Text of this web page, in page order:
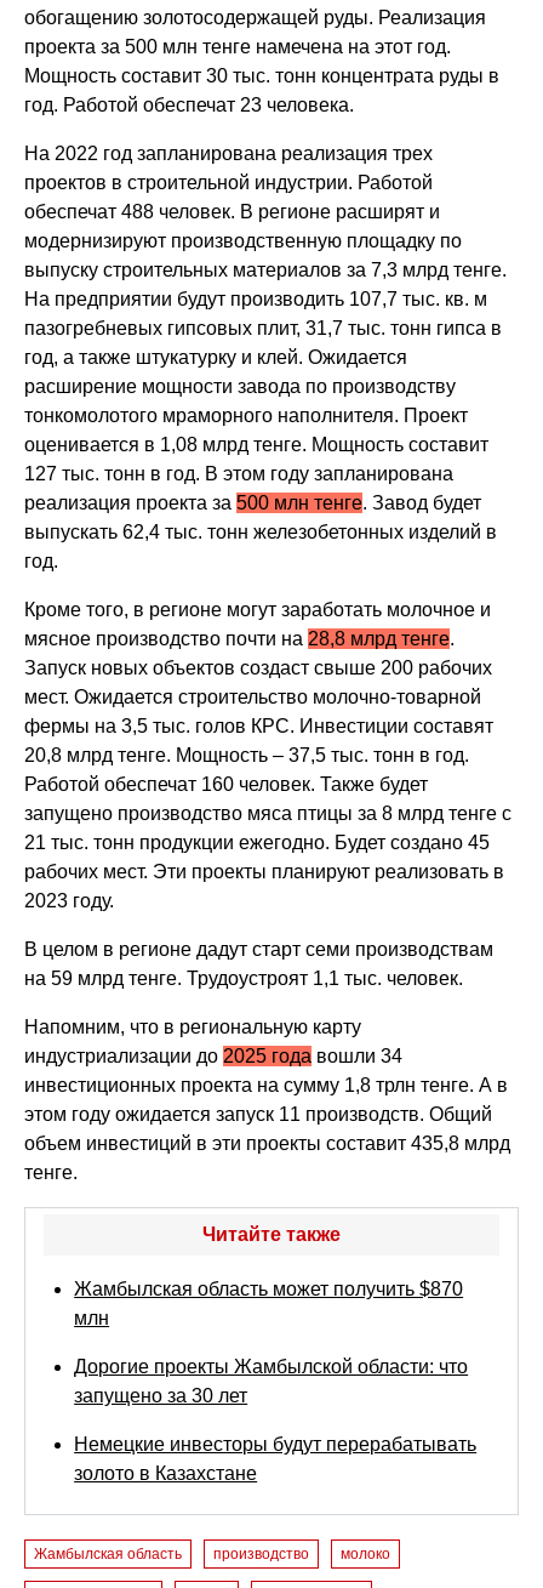
обогащению золотосодержащей руды. Реализация
проекта за 500 млн тенге намечена на этот год.
Мощность составит 30 тыс. тонн концентрата руды в
год. Работой обеспечат 23 человека.
На 2022 год запланирована реализация трех
проектов в строительной индустрии. Работой
обеспечат 488 человек. В регионе расширят и
модернизируют производственную площадку по
выпуску строительных материалов за 7,3 млрд тенге.
На предприятии будут производить 107,7 тыс. кв. м
пазогребневых гипсовых плит, 31,7 тыс. тонн гипса в
год, а также штукатурку и клей. Ожидается
расширение мощности завода по производству
тонкомолотого мраморного наполнителя. Проект
оценивается в 1,08 млрд тенге. Мощность составит
127 тыс. тонн в год. В этом году запланирована
реализация проекта за500 млн тенге. Завод будет
выпускать 62,4 тыс. тонн железобетонных изделий в
год.
Кроме того, в регионе могут заработать молочное и
мясное производство почти на 28,8 млрд тенге.
Запуск новых объектов создаст свыше 200 рабочих
мест. Ожидается строительство молочно-товарной
фермы на 3,5 тыс. голов КРС. Инвестиции составят
20,8 млрд тенге. Мощность – 37,5 тыс. тонн в год.
Работой обеспечат 160 человек. Также будет
запущено производство мяса птицы за 8 млрд тенге с
21 тыс. тонн продукции ежегодно. Будет создано 45
рабочих мест. Эти проекты планируют реализовать в
2023 году.
В целом в регионе дадут старт семи производствам
на 59 млрд тенге. Трудоустроят 1,1 тыс. человек.
Напомним, что в региональную карту
индустриализации до 2025 года вошли 34
инвестиционных проекта на сумму 1,8 трлн тенге. А в
этом году ожидается запуск 11 производств. Общий
объем инвестиций в эти проекты составит 435,8 млрд
тенге.
Читайте также
Жамбылская область может получить $870
млн
Дорогие проекты Жамбылской области: что
запущено за 30 лет
Немецкие инвесторы будут перерабатывать
золото в Казахстане
Жамбылская область производство молоко